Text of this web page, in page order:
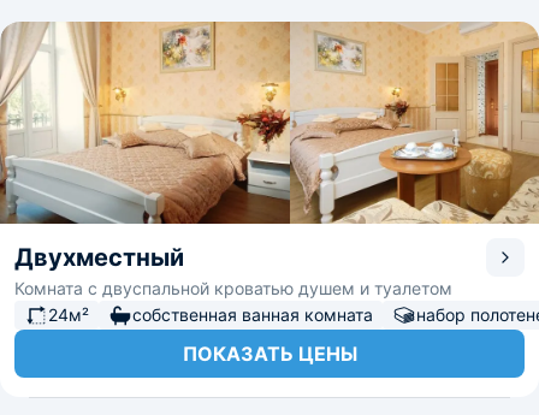
Двухместный
Комната с двуспальной кроватью душем и туалетом
24м²
собственная ванная комната набор
ПОКАЗАТЬ ЦЕНЫ